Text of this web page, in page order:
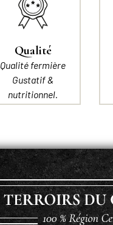
Qualité
Qualité fermière
Gustatif &
nutritionnel.